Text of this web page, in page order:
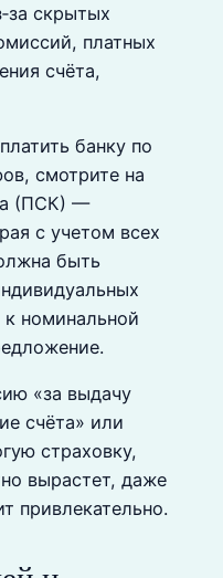
скрытых
платных
счёта,
банку по
смотрите на
(ПСК) —
с учетом всех
быть
номинальной
«за выдачу
счёта» или
страховку,
вырастет, даже
привлекательно.